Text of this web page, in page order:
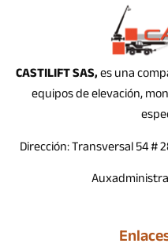
CASTILIFT SAS, es una
equipos de elevación,
Dirección: Transversal 54 #